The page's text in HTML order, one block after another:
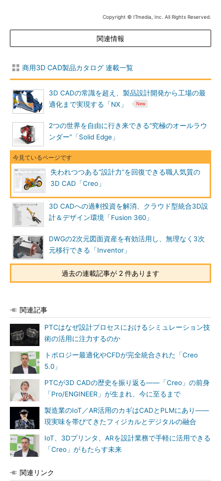
Copyright © ITmedia, Inc. All Rights Reserved.
関連情報
商用3D CAD製品カタログ 連載一覧
3D CADの常識を超え、製品設計開発から工場の最
適化まで実現する「NX」
2つの世界を自由に行き来できる“究極のオールラウ
ンダー”「Solid Edge」
失われつつある“設計力”を回復できる職人気質の
3D CAD「Creo」
3D CADへの過剰投資を解消、クラウド型統合3D設
計＆デザイン環境「Fusion 360」
DWGの2次元図面資産を有効活用し、無理なく3次
元移行できる「Inventor」
過去の連載記事が 2 件あります
関連記事
PTCはなぜ設計プロセスにおけるシミュレーション技
術の活用に注力するのか
トポロジー最適化やCFDが完全統合された「Creo
5.0」
PTCが3D CADの歴史を振り返る――「Creo」の前身
「Pro/ENGINEER」が生まれ、今に至るまで
製造業のIoT／AR活用のカギはCADとPLMにあり――
現実味を帯びてきたフィジカルとデジタルの融合
IoT、3Dプリンタ、ARを設計業務で手軽に活用できる
「Creo」がもたらす未来
関連リンク